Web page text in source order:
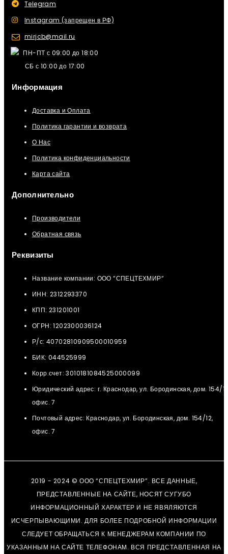
Telegram
Instagram (запрещен в РФ)
mirjcb@mail.ru
ПН-ПТ с 09:00 до 18:00
СБ с 10:00 до 17:00
Информация
Доставка и Оплата
Политика гарантии и возврата
О Нас
Политика конфиденциальности
Карта сайта
Дополнительно
Производители
Обратная связь
Реквизиты
Название компании: ООО “СПЕЦТЕХМИР“
ИНН: 2312293370
КПП: 231201001
ОГРН: 1202300036124
Р/с: 40702810909500010959
БИК: 044525999
Корр.счет: 3010181084525000099
Юридический адрес: г. Краснодар, ул. Бородинская, дом. 154/
офис. 7
Почтовый адрес: Краснодар, ул. Бородинская, дом. 154/12,
офис. 7
2019 - 2024 © ООО “СПЕЦТЕХМИР”. ВСЕ ДАННЫЕ,
ПРЕДСТАВЛЕННЫЕ НА САЙТЕ, НОСЯТ СУГУБО
ИНФОРМАЦИОННЫЙ ХАРАКТЕР И НЕ ЯВЯЛЯЮТСЯ
ИСЧЕРПЫВАЮЩИМИ. ДЛЯ БОЛЕЕ ПОДРОБНОЙ ИНФОРМАЦИИ
СЛЕДУЕТ ОБРАЩАТЬСЯ К МЕНЕДЖЕРАМ КОМПАНИИ ПО
УКАЗАННЫМ НА САЙТЕ ТЕЛЕФОНАМ. ВСЯ ПРЕДСТАВЛЕННАЯ НА